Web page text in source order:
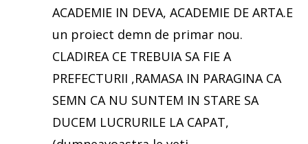
ACADEMIE IN DEVA, ACADEMIE DE ARTA.E
un proiect demn de primar nou.
CLADIREA CE TREBUIA SA FIE A
PREFECTURII ,RAMASA IN PARAGINA CA
SEMN CA NU SUNTEM IN STARE SA
DUCEM LUCRURILE LA CAPAT,